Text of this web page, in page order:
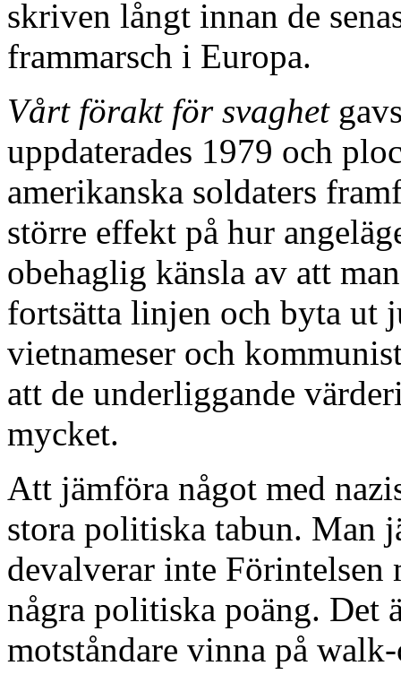
skriven långt innan de
frammarsch i Europa.
Vårt förakt för svaghet
uppdaterades 1979 och
amerikanska soldaters
större effekt på hur
obehaglig känsla av att
fortsätta linjen och byta ut
vietnameser och
att de underliggande
mycket.
Att jämföra något med
stora politiska tabun. Man
devalverar inte
några politiska poäng. Det
motståndare vinna på